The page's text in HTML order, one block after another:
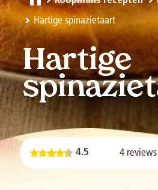
Hartige spinazietaart
Hartige
4.5 4 reviews